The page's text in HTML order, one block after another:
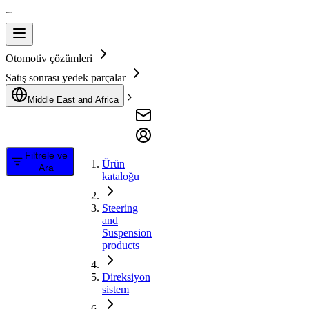
Otomotiv çözümleri
Satış sonrası yedek parçalar
Middle East and Africa
Filtrele ve
Ara
Ürün
kataloğu
Steering
and
Suspension
products
Direksiyon
sistem